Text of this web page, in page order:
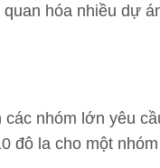
hóa nhiều dự
nhóm lớn yêu
đô la cho một